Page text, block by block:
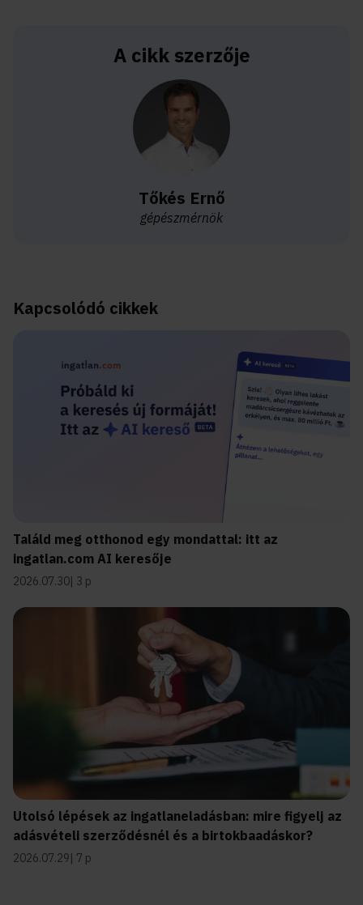
A cikk szerzője
Tőkés Ernő
gépészmérnök
Kapcsolódó cikkek
Találd meg otthonod egy mondattal: itt az
ingatlan.com AI keresője
2026.07.30 3 p
Utolsó lépések az ingatlaneladásban: mire figyelj az
adásvételi szerződésnél és a birtokbaadáskor?
2026.07.29 7 p